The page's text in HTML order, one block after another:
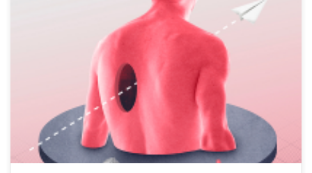
La editorial Dos Bigotes nos trae como novedad editorial de este
pasado mes de abril Amor puro, la primera obra de teatro de
Luisgé Martín, escritor galardonado con varios premios literarios,
especialmente de género narrativo, entre los que destaca el
Premio Herralde de novela que ganó el pasado 2020 con […]